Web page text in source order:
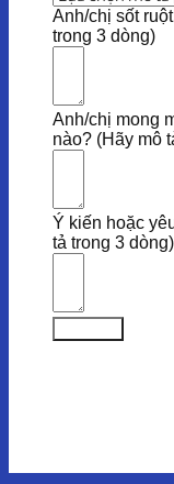
Anh/chị sốt
trong 3 dòng)
Anh/chị mong
nào? (Hãy mô
Ý kiến hoặc
tả trong 3 dòng)